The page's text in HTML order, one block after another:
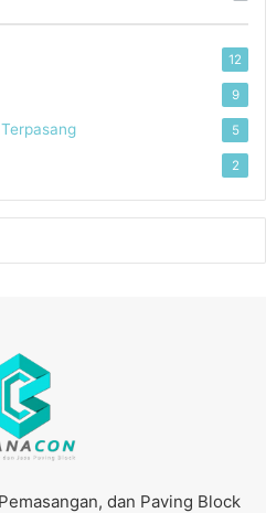
12
9
5
2
dan Paving Block